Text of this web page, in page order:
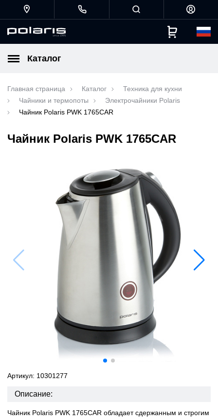
Каталог
Главная страница Каталог
Техника для кухни
Чайники и термопоты
Электрочайники Polaris
Чайник Polaris PWK 1765CAR
Чайник Polaris PWK 1765CAR
Артикул: 10301277
Описание:
Чайник Polaris PWK 1765CAR обладает сдержанным и строгим